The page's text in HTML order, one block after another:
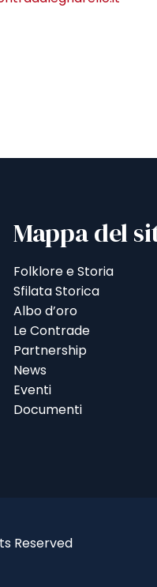
Mappa del
Folklore e Storia
Sfilata Storica
Albo d’oro
Le Contrade
Partnership
News
Eventi
Documenti
Reserved